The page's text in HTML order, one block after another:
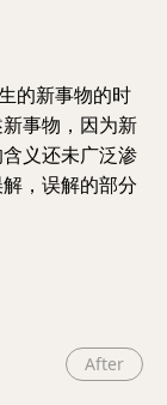
的新事物的时
事物，因为新
义还未广泛渗
，误解的部分
After